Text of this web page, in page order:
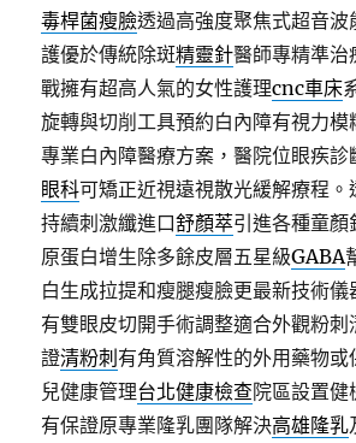
毒桿菌瘦臉透過高強度聚焦式超音波
護優於傳統除斑精靈針醫師專精準治
戰擁有超高人氣的女性護理cnc車床
旋轉與切削工具預約白內障有視力模
專業白內障醫療方案，醫院位眼疾診
眼科可矯正近視遠視散光緩解療程。
持續刺激纖進口舒顏萃引進各種童顏
原蛋白增生除多餘皮層五星級GABA
白生成拉提和瘦腿瘦臉更最新技術儀
有雙眼皮切開手術調整適合外觀粉
證清粉刺 有角質溶解性的外用藥物或
兒健康管理台北健康檢查院區設置
有保證原專業隆乳團隊解決高雄隆乳